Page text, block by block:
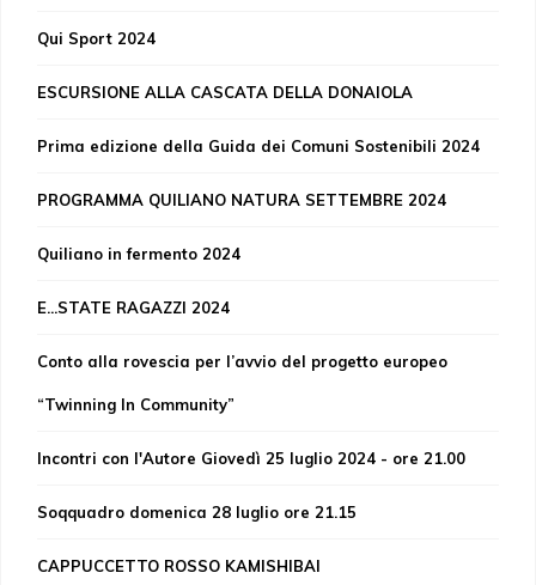
Qui Sport 2024
ESCURSIONE ALLA CASCATA DELLA DONAIOLA
Prima edizione della Guida dei Comuni Sostenibili 2024
PROGRAMMA QUILIANO NATURA SETTEMBRE 2024
Quiliano in fermento 2024
E...STATE RAGAZZI 2024
Conto alla rovescia per l’avvio del progetto europeo
“Twinning In Community”
Incontri con l'Autore Giovedì 25 luglio 2024 - ore 21.00
Soqquadro domenica 28 luglio ore 21.15
CAPPUCCETTO ROSSO KAMISHIBAI